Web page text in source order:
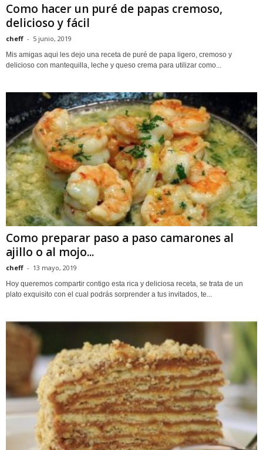
Como hacer un puré de papas cremoso,
delicioso y fácil
cheff - 5 junio, 2019
Mis amigas aqui les dejo una receta de puré de papa ligero, cremoso y
delicioso con mantequilla, leche y queso crema para utilizar como...
Como preparar paso a paso camarones al
ajillo o al mojo...
cheff - 13 mayo, 2019
Hoy queremos compartir contigo esta rica y deliciosa receta, se trata de un
plato exquisito con el cual podrás sorprender a tus invitados, te...